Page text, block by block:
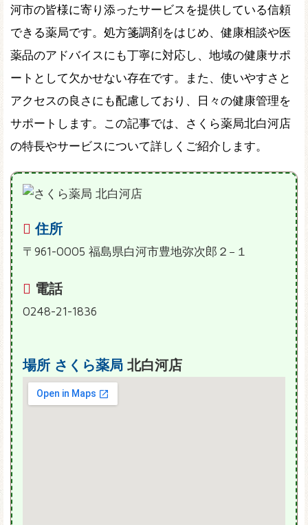
河市の皆様に寄り添ったサービスを提供している信頼
できる薬局です。処方箋調剤をはじめ、健康相談や医
薬品のアドバイスにも丁寧に対応し、地域の健康サポ
ートとして欠かせない存在です。また、使いやすさと
アクセスの良さにも配慮しており、日々の健康管理を
サポートします。この記事では、さくら薬局北白河店
の特長やサービスについて詳しくご紹介します。
住所
〒961-0005 福島県白河市豊地弥次郎２−１
電話
0248-21-1836
場所 さくら薬局 北白河店